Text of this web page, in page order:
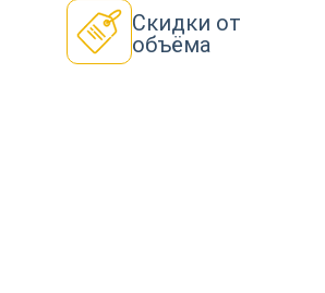
Скидки от
объёма